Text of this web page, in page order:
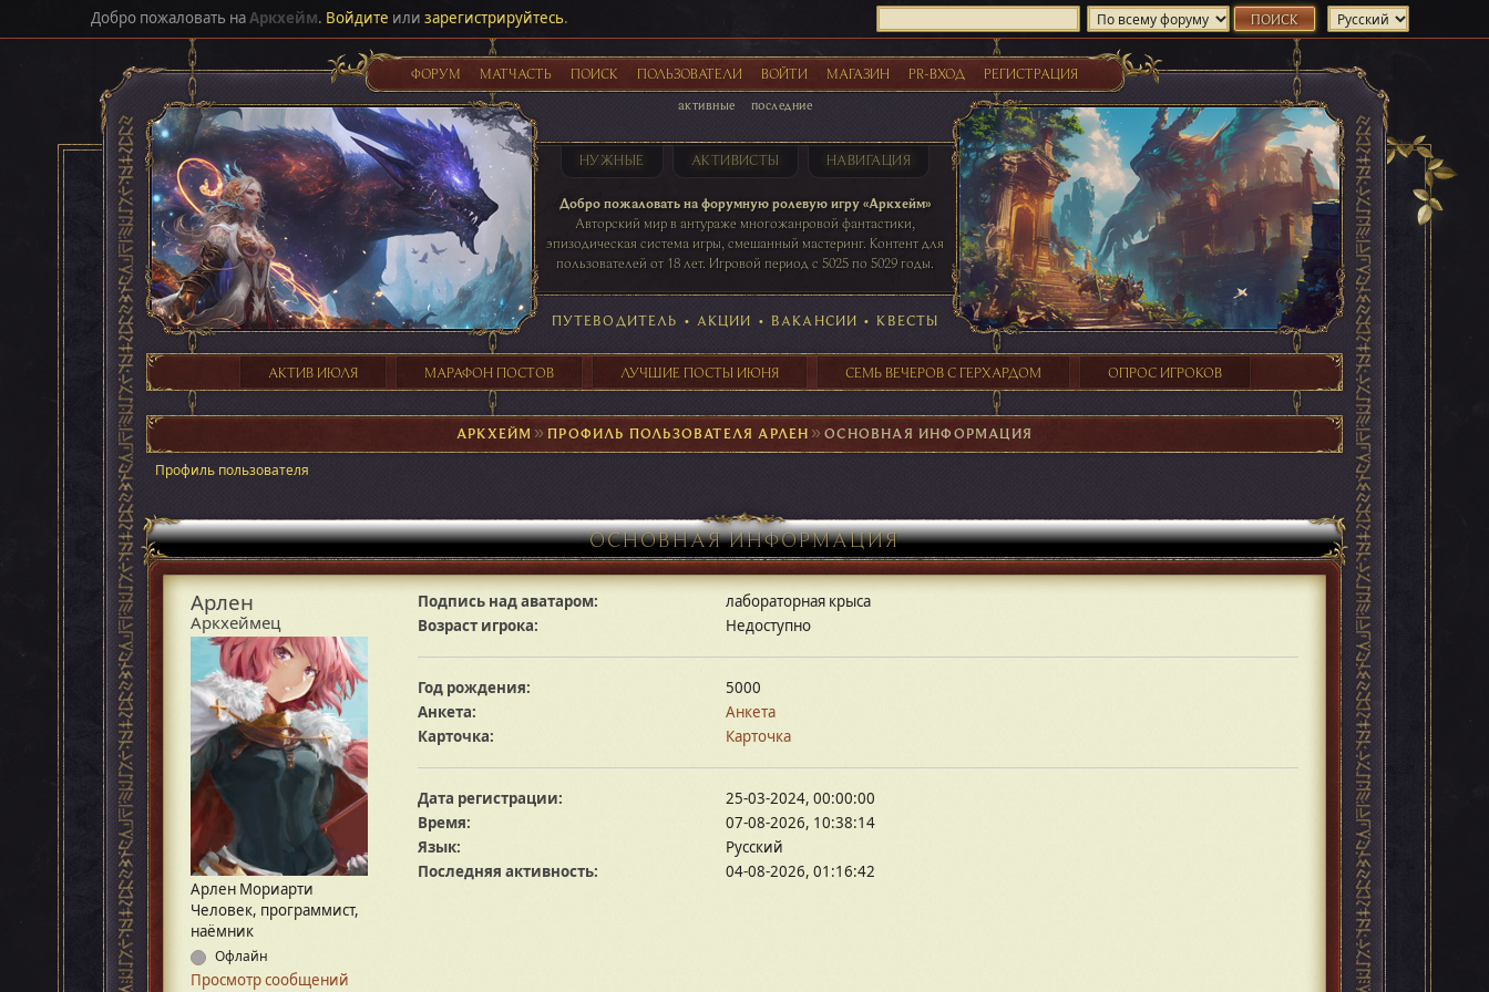
Добро пожаловать наАркхейм. Войдите или зарегистрируйтесь.
ФОРУМ МАТЧАСТЬ ПОИСК ПОЛЬЗОВАТЕЛИ ВОЙТИ МАГАЗИН PR-ВХОД РЕГИСТРАЦИЯ
активные последние
НУЖНЫЕ АКТИВИСТЫ НАВИГАЦИЯ
Добро пожаловать на форумную ролевую игру «Аркхейм»
Авторский мир в антураже многожанровой фантастики,
эпизодическая система игры, смешанный мастеринг. Контент для
пользователей от 18 лет. Игровой период с 5025 по 5029 годы.
таблице игровой активности
41 ПОСТОВ 31 ПОСТОВ 29 ПОСТОВ 24 ПОСТОВ
ПУТЕВОДИТЕЛЬ • АКЦИИ • ВАКАНСИИ • КВЕСТЫ
АКТИВ ИЮЛЯ МАРАФОН ПОСТОВ ЛУЧШИЕ ПОСТЫ ИЮНЯ СЕМЬ ВЕЧЕРОВ С ГЕРХАРДОМ ОПРОС ИГРОКОВ
АРКХЕЙМ ►ПРОФИЛЬ ПОЛЬЗОВАТЕЛЯ АРЛЕН ►ОСНОВНАЯ ИНФОРМАЦИЯ
Профиль пользователя
ОСНОВНАЯ ИНФОРМАЦИЯ
Арлен
Аркхеймец
Арлен Мориарти
Человек, программист,
наёмник
Офлайн
Просмотр сообщений
Подпись над аватаром:
лабораторная крыса
Возраст игрока:
Недоступно
Год рождения:
5000
Анкета:
Анкета
Карточка:
Карточка
Дата регистрации:
25-03-2024, 00:00:00
Время:
07-08-2026, 10:38:14
Язык:
Русский
Последняя активность:
04-08-2026, 01:16:42